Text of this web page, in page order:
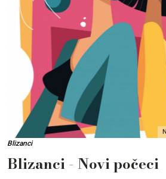
Blizanci
Blizanci - Novi počeci